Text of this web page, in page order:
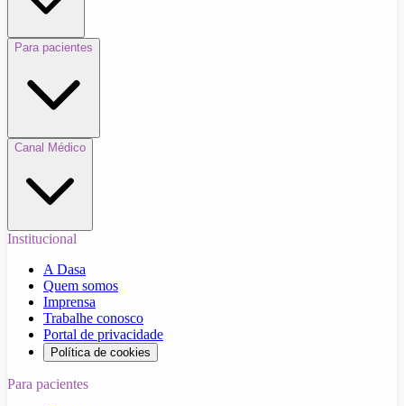
Para pacientes
Canal Médico
Institucional
A Dasa
Quem somos
Imprensa
Trabalhe conosco
Portal de privacidade
Política de cookies
Para pacientes